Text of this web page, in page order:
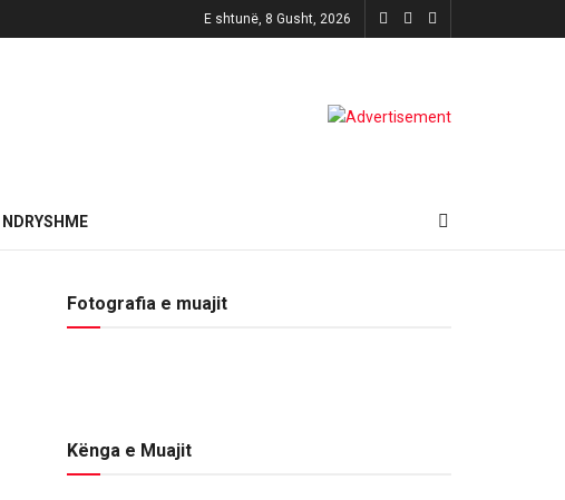
E shtunë, 8 Gusht, 2026
NDRYSHME
Fotografia e muajit
Kënga e Muajit